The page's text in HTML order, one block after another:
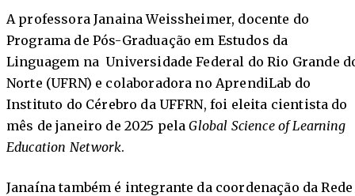
A professora Janaina Weissheimer, docente do
Programa de Pós-Graduação em Estudos da
Linguagem na Universidade Federal do Rio Grande
Norte (UFRN) e colaboradora no AprendiLab do
Instituto do Cérebro da UFFRN, foi eleita cientista do
mês de janeiro de 2025 pelaGlobal Science of Learning
Education Network.
Janaína também é integrante da coordenação da Rede